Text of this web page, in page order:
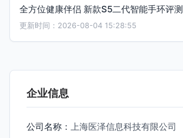
全方位健康伴侣 新款S5二代智能手环评测
更新时间：2026-08-04 15:28:55
企业信息
公司名称： 上海医泽信息科技有限公司